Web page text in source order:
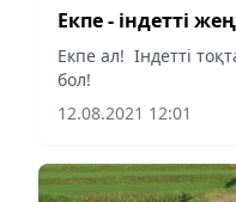
Екпе - індетті
Екпе ал! Індетті
бол!
12.08.2021 12:01